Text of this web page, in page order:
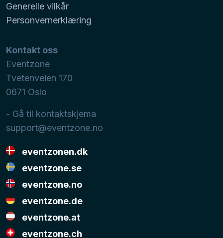
Generelle vilkår
Personvernerklæring
Kontakt oss
Eventzone
Tvetenveien 170
0671 Oslo
- Gå til kontaktskjema
support@eventzone.no
eventzonen.dk
eventzone.se
eventzone.no
eventzone.de
eventzone.at
eventzone.ch